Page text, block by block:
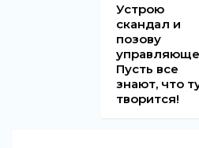
Устрою
скандал и
позову
Пусть все
знают, что
творится!